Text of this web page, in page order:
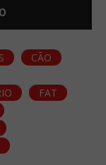
CÃO
FAT